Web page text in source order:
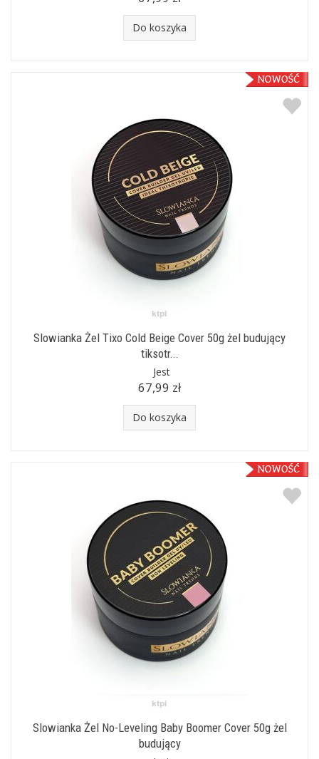
Do koszyka
Slowianka Żel Tixo Cold Beige Cover 50g żel budujący
tiksotr...
Jest
67,99 zł
Do koszyka
Slowianka Żel No-Leveling Baby Boomer Cover 50g żel
budujący